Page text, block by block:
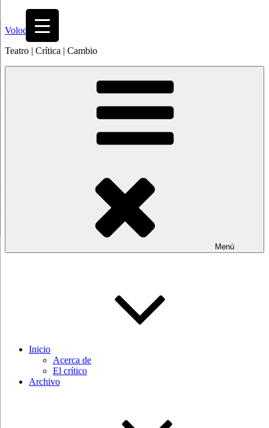
contenido
Volodia
Teatro | Crítica | Cambio
Menú
Inicio
Acerca de
El crítico
Archivo